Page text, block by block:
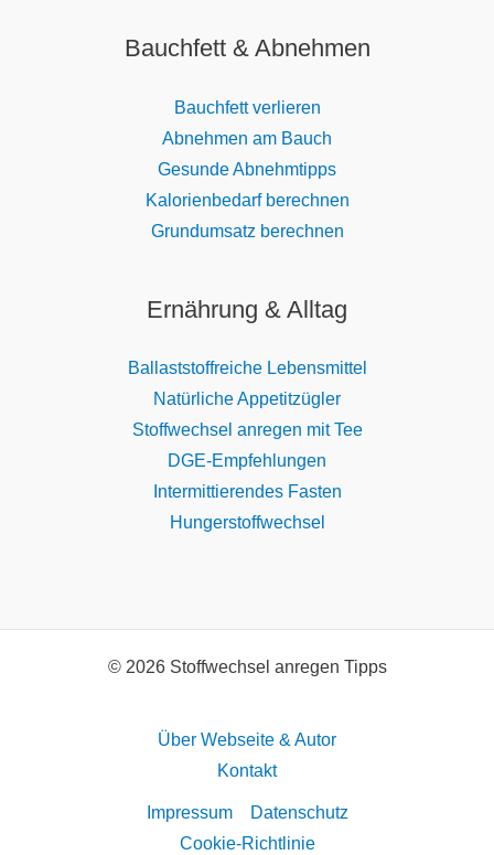
Bauchfett & Abnehmen
Bauchfett verlieren
Abnehmen am Bauch
Gesunde Abnehmtipps
Kalorienbedarf berechnen
Grundumsatz berechnen
Ernährung & Alltag
Ballaststoffreiche Lebensmittel
Natürliche Appetitzügler
Stoffwechsel anregen mit Tee
DGE-Empfehlungen
Intermittierendes Fasten
Hungerstoffwechsel
© 2026 Stoffwechsel anregen Tipps
Über Webseite & Autor
Kontakt
Impressum
Datenschutz
Cookie-Richtlinie